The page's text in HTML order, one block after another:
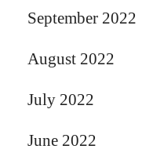
September 2022
August 2022
July 2022
June 2022